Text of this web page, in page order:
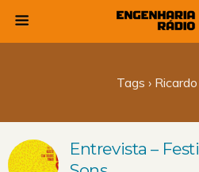
Tags ›
Entrevista –